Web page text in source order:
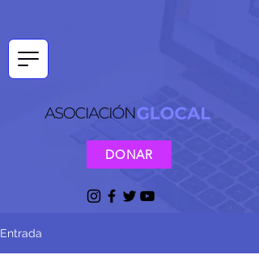
DONAR
Entrada